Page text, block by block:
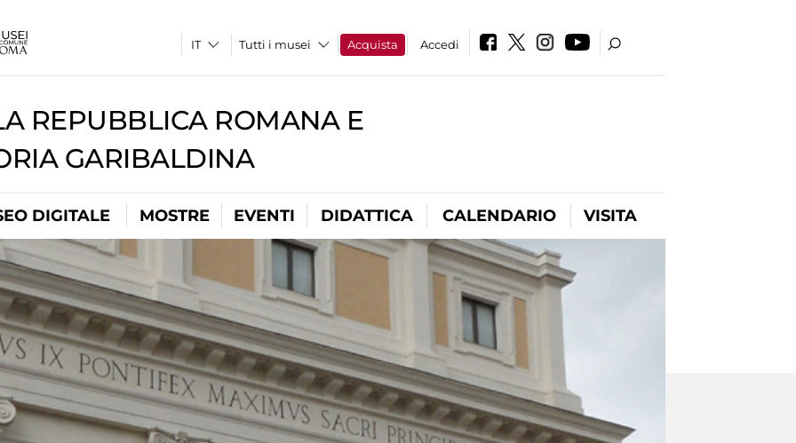
Tutti i musei Acquista Accedi
REPUBBLICA ROMANA E
GARIBALDINA
DIGITALE MOSTRE EVENTI DIDATTICA CALENDARIO VISITA